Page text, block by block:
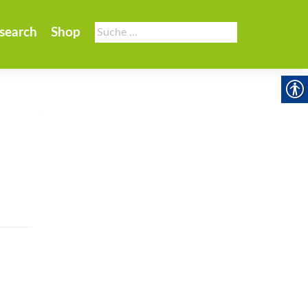
Suche
nach:
Shop